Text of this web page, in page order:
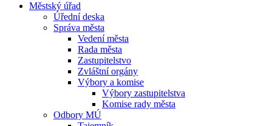
Městský úřad
Úřední deska
Správa města
Vedení města
Rada města
Zastupitelstvo
Zvláštní orgány
Výbory a komise
Výbory zastupitelstva
Komise rady města
Odbory MÚ